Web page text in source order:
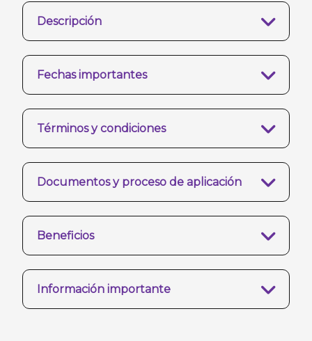
Descripción
Fechas importantes
Términos y condiciones
Documentos y proceso de aplicación
Beneficios
Información importante